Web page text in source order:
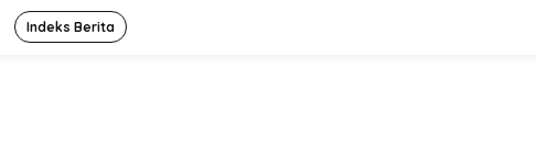
Indeks Berita